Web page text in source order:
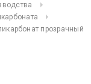
прозрачный